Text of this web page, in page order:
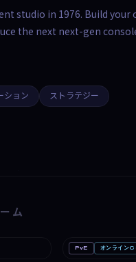
studio in 1976. Build
the next next-gen
ション ストラテジー
ム
どろぼうノーム
PvE オンライン